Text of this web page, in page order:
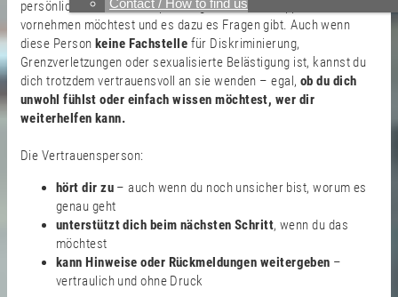
Contact / How to find us
persönlichen Situation Anpassungen in deinem Appartement
vornehmen möchtest und es dazu es Fragen gibt. Auch wenn
diese Person keine Fachstelle für Diskriminierung,
Grenzverletzungen oder sexualisierte Belästigung ist, kannst du
dich trotzdem vertrauensvoll an sie wenden – egal, ob du dich
unwohl fühlst oder einfach wissen möchtest, wer dir
weiterhelfen kann.
Die Vertrauensperson:
hört dir zu– auch wenn du noch unsicher bist, worum es
genau geht
unterstützt dich beim nächsten Schritt, wenn du das
möchtest
kann Hinweise oder Rückmeldungen weitergeben –
vertraulich und ohne Druck